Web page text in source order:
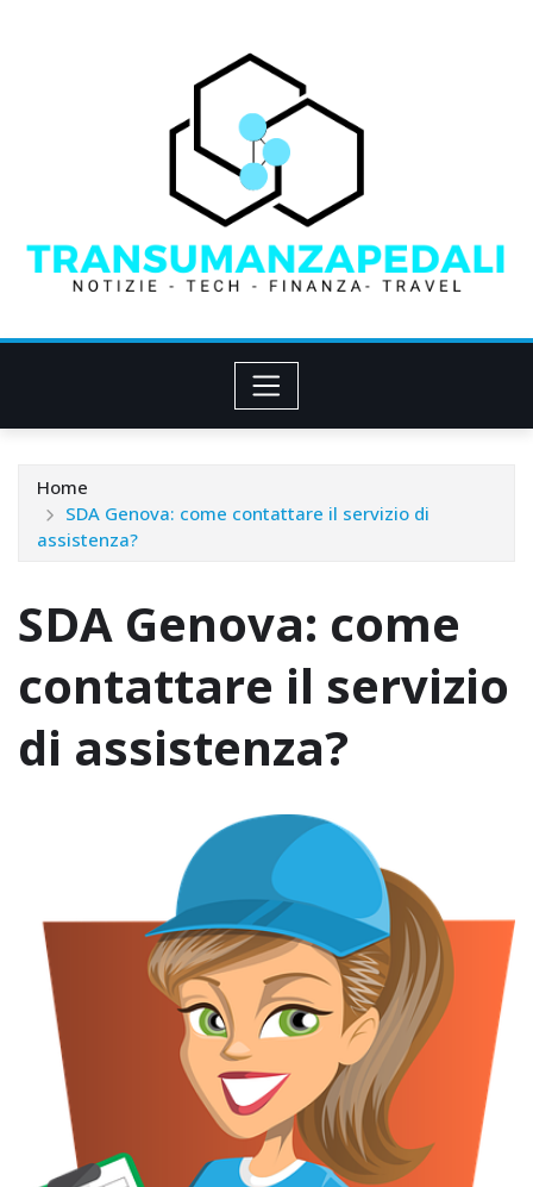
Home
SDA Genova: come contattare il servizio di
assistenza?
SDA Genova: come
contattare il servizio
di assistenza?